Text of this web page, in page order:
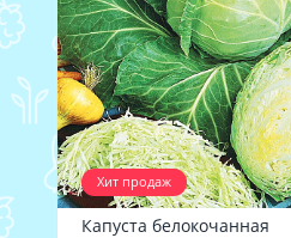
Хит продаж
Капуста белокочанная